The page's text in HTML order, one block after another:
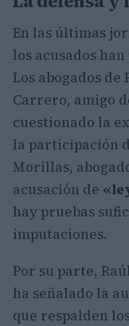
En las últimas
los acusados
Los abogados
Carrero, amigo
cuestionado la
la participación
Morillas,
acusación de
hay pruebas
imputaciones.
Por su parte,
ha señalado la
que respalden